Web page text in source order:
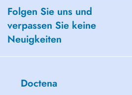
Folgen Sie uns und
verpassen Sie keine
Neuigkeiten
Doctena